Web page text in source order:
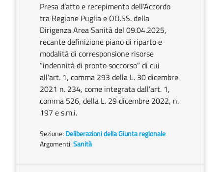
Presa d’atto e recepimento dell’Accordo
tra Regione Puglia e OO.SS. della
Dirigenza Area Sanità del 09.04.2025,
recante definizione piano di riparto e
modalità di corresponsione risorse
“indennità di pronto soccorso” di cui
all’art. 1, comma 293 della L. 30 dicembre
2021 n. 234, come integrata dall’art. 1,
comma 526, della L. 29 dicembre 2022, n.
197 e s.m.i.
Sezione: Deliberazioni della Giunta regionale
Argomenti:Sanità